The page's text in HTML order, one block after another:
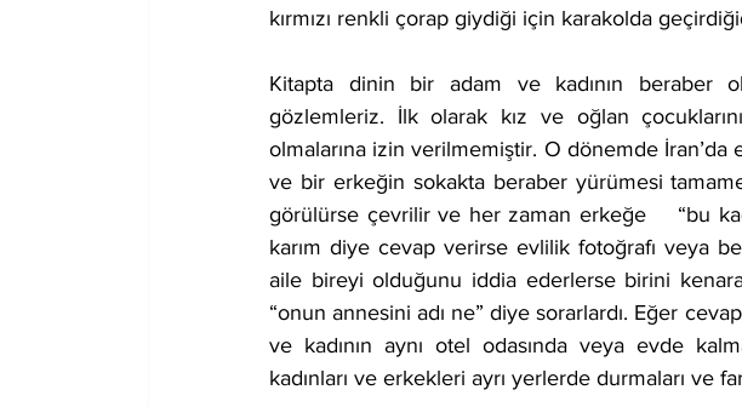
kırmızı renkli çorap giydiği için karakolda
Kitapta dinin bir adam ve kadının beraber
gözlemleriz. İlk olarak kız ve oğlan
olmalarına izin verilmemiştir. O dönemde İran’da
ve bir erkeğin sokakta beraber yürümesi
görülürse çevrilir ve her zaman erkeğe    “bu
karım diye cevap verirse evlilik fotoğrafı veya
aile bireyi olduğunu iddia ederlerse birini
“onun annesini adı ne” diye sorarlardı. Eğer
ve kadının aynı otel odasında veya evde
kadınları ve erkekleri ayrı yerlerde durmaları ve